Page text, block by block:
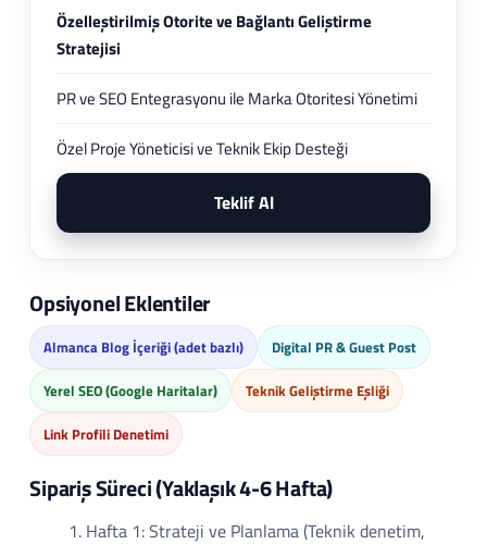
Özelleştirilmiş Otorite ve Bağlantı Geliştirme
Stratejisi
PR ve SEO Entegrasyonu ile Marka Otoritesi Yönetimi
Özel Proje Yöneticisi ve Teknik Ekip Desteği
Teklif Al
Opsiyonel Eklentiler
Almanca Blog İçeriği (adet bazlı)
Digital PR & Guest Post
Yerel SEO (Google Haritalar)
Teknik Geliştirme Eşliği
Link Profili Denetimi
Sipariş Süreci (Yaklaşık 4-6 Hafta)
Hafta 1: Strateji ve Planlama (Teknik denetim,